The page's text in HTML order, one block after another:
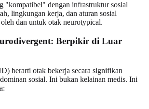
"kompatibel" dengan infrastruktur sosial
lingkungan kerja, dan aturan sosial
dan untuk otak neurotypical.
Berpikir di Luar
berarti otak bekerja secara signifikan
sosial. Ini bukan kelainan medis. Ini